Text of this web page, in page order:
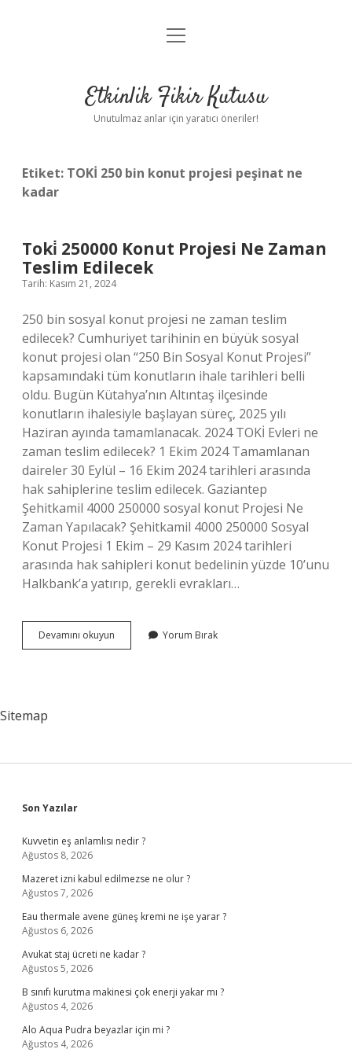
Anasayfa
Yasal Uyarı
menüyü
Etkinlik Fikir Kutusu
Unutulmaz anlar için yaratıcı öneriler!
Etiket: TOKİ 250 bin konut projesi peşinat ne
kadar
Toki̇ 250000 Konut Projesi Ne Zaman
Teslim Edilecek
Tarih: Kasım 21, 2024
250 bin sosyal konut projesi ne zaman teslim
edilecek? Cumhuriyet tarihinin en büyük sosyal
konut projesi olan “250 Bin Sosyal Konut Projesi”
kapsamındaki tüm konutların ihale tarihleri ​​belli
oldu. Bugün Kütahya’nın Altıntaş ilçesinde
konutların ihalesiyle başlayan süreç, 2025 yılı
Haziran ayında tamamlanacak. 2024 TOKİ Evleri ne
zaman teslim edilecek? 1 Ekim 2024 Tamamlanan
daireler 30 Eylül – 16 Ekim 2024 tarihleri ​​arasında
hak sahiplerine teslim edilecek. Gaziantep
Şehitkamil 4000 250000 sosyal konut Projesi Ne
Zaman Yapılacak? Şehitkamil 4000 250000 Sosyal
Konut Projesi 1 Ekim – 29 Kasım 2024 tarihleri ​​
arasında hak sahipleri konut bedelinin yüzde 10’unu
Halkbank’a yatırıp, gerekli evrakları…
Devamını okuyun
250000
Yorum Bırak
Sitemap
Sidebar
Son Yazılar
Kuvvetin eş anlamlısı nedir ?
Ağustos 8, 2026
Mazeret izni kabul edilmezse ne olur ?
Ağustos 7, 2026
Eau thermale avene güneş kremi ne işe yarar ?
Ağustos 6, 2026
Avukat staj ücreti ne kadar ?
Ağustos 5, 2026
B sınıfı kurutma makinesi çok enerji yakar mı ?
Ağustos 4, 2026
Alo Aqua Pudra beyazlar için mi ?
Ağustos 4, 2026